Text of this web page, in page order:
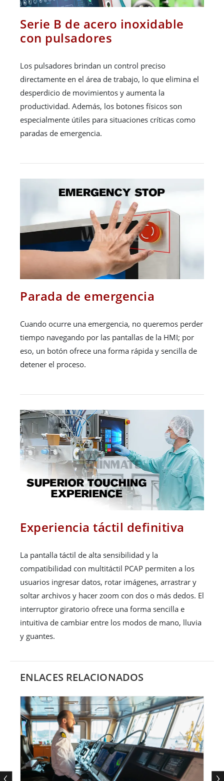
Serie B de acero inoxidable
con pulsadores
Los pulsadores brindan un control preciso
directamente en el área de trabajo, lo que elimina el
desperdicio de movimientos y aumenta la
productividad. Además, los botones físicos son
especialmente útiles para situaciones críticas como
paradas de emergencia.
Parada de emergencia
Cuando ocurre una emergencia, no queremos perder
tiempo navegando por las pantallas de la HMI; por
eso, un botón ofrece una forma rápida y sencilla de
detener el proceso.
Experiencia táctil definitiva
La pantalla táctil de alta sensibilidad y la
compatibilidad con multitáctil PCAP permiten a los
usuarios ingresar datos, rotar imágenes, arrastrar y
soltar archivos y hacer zoom con dos o más dedos. El
interruptor giratorio ofrece una forma sencilla e
intuitiva de cambiar entre los modos de mano, lluvia
y guantes.
ENLACES RELACIONADOS